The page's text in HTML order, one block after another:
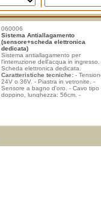
060006
Sistema Antiallagamento
(sensore+scheda elettronica
dedicata)
Sistema antiallagamento per
l'interruzione dell'acqua in ingresso.
Scheda elettronica dedicata.
Caratteristiche tecniche: -
24V o 36V. - Piastra in vetronite. -
Sensore a bagno d'oro. - Cavo tipo
doppino, lunghezza: 56cm. -